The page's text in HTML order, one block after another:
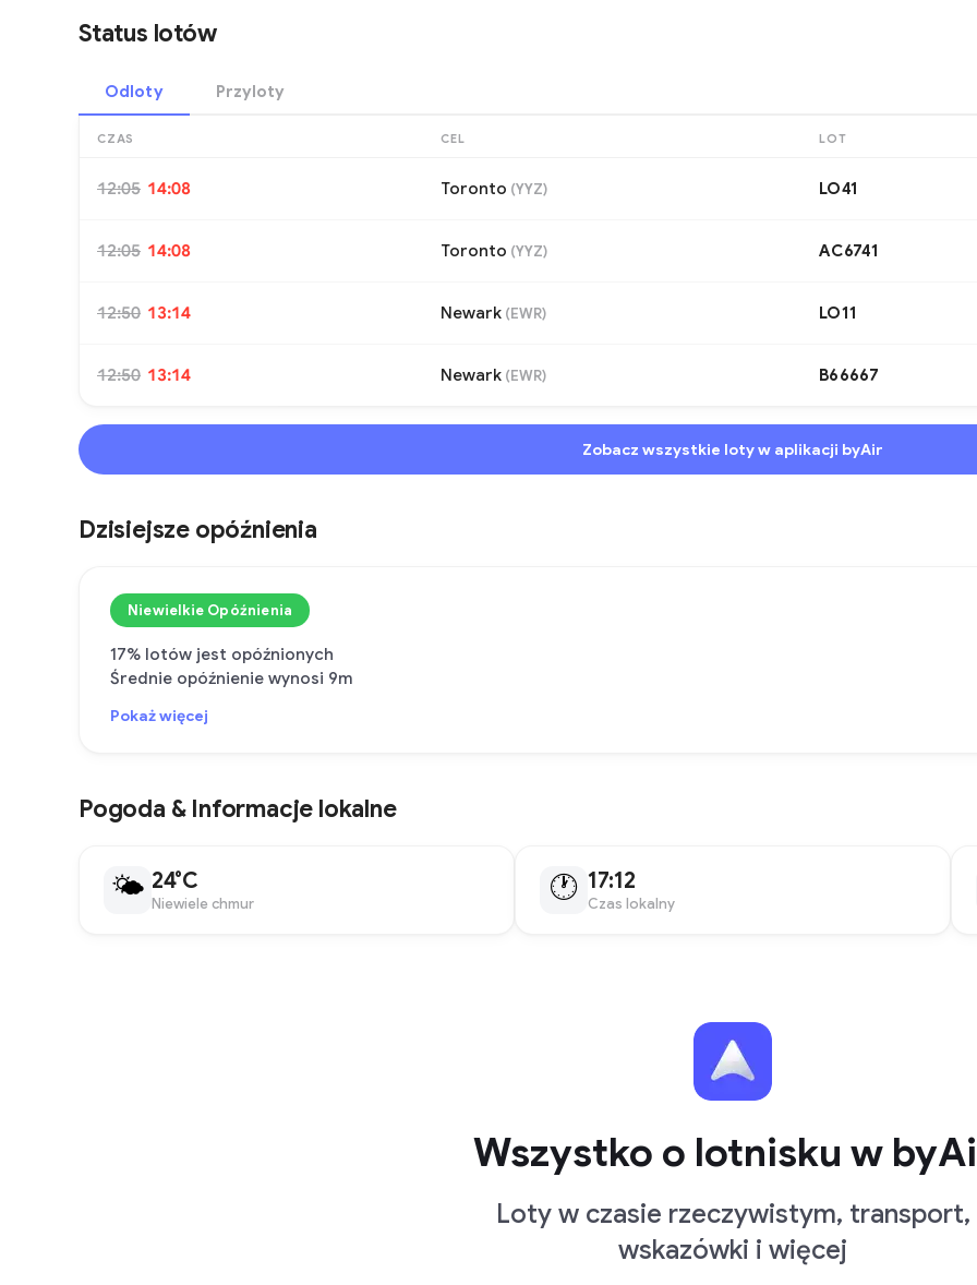
Status lotów
Odloty Przyloty
CZAS CEL LOT
12:05 14:08 Toronto (YYZ) LO41
12:05 14:08 Toronto (YYZ) AC6741
12:50 13:14 Newark (EWR) LO11
12:50 13:14 Newark (EWR) B66667
Zobacz wszystkie loty w aplikacji byAir
Dzisiejsze opóźnienia
Niewielkie Opóźnienia
17% lotów jest opóźnionych
Średnie opóźnienie wynosi 9m
Pokaż więcej
Pogoda & Informacje lokalne
🌤 24°C
Niewiele chmur 🕐 17:12
Czas lokalny
Wszystko o lotnisku w
Loty w czasie rzeczywistym, transport,
wskazówki i więcej